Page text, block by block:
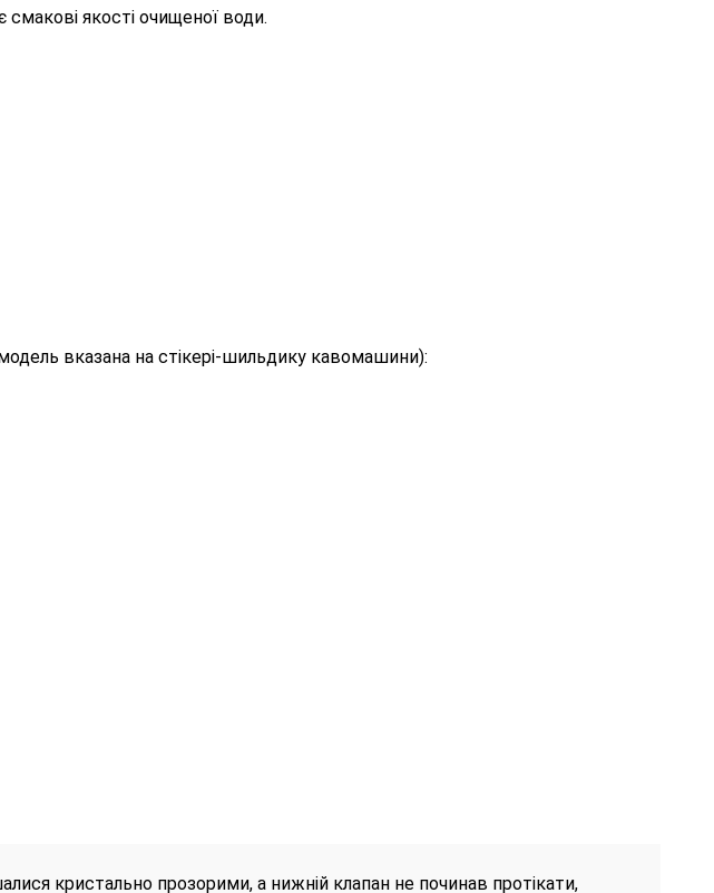
якості очищеної води.
вказана на стікері-шильдику кавомашини):
кристально прозорими, а нижній клапан не починав протікати,